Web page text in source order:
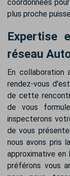
coordonnées
plus proche
Expertise
réseau
En collaboration
rendez-vous
de cette
de vous
inspecterons
de vous
nous avons pris
approximative en
préférons vous